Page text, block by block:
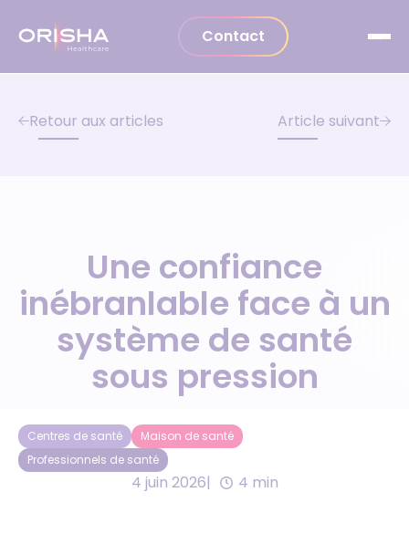
Contact
Retour aux articles Article suivant
Une confiance
inébranlable face à un
système de santé
sous pression
Centres de santé
Maison de santé
Professionnels de santé
4 juin 2026 4 min